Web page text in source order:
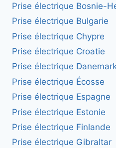
Prise électrique Bosnie-
Prise électrique Bulgarie
Prise électrique Chypre
Prise électrique Croatie
Prise électrique
Prise électrique Écosse
Prise électrique Espagne
Prise électrique Estonie
Prise électrique Finlande
Prise électrique Gibraltar